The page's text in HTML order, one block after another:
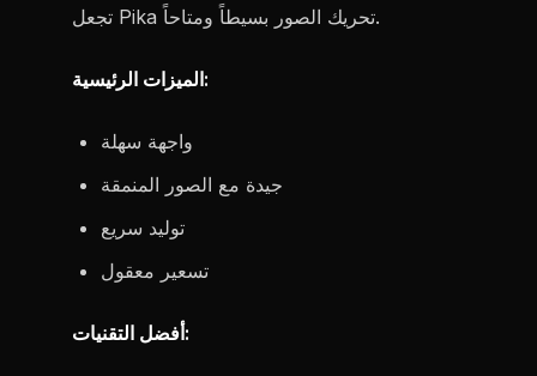
تجعل Pika تحريك الصور بسيطاً ومتاحاً.
الميزات الرئيسية:
واجهة سهلة
جيدة مع الصور المنمقة
توليد سريع
تسعير معقول
أفضل التقنيات: